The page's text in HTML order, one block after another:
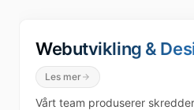
Webutvikling &
Les mer
Vårt team produserer